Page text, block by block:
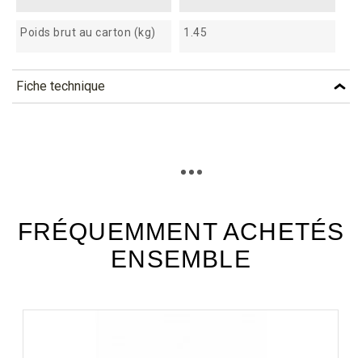
Poids brut au carton (kg) 1.45
Fiche technique
FRÉQUEMMENT ACHETÉS
ENSEMBLE